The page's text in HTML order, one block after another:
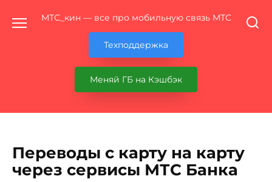
МТС_кин — все про мобильную связь МТС
Техподдержка
Меняй ГБ на Кэшбэк
Переводы с карту на карту
через сервисы МТС Банка